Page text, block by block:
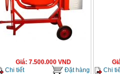
Giá: 7.500.000VND
Chi tiết
Đặt hàng
Chi